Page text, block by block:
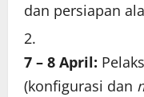
dan persiapan
7 – 8 April:
(konfigurasi dan